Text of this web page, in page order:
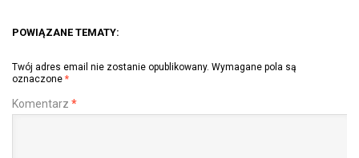
POWIĄZANE TEMATY:
Twój adres email nie zostanie opublikowany. Wymagane pola są
oznaczone *
Komentarz *